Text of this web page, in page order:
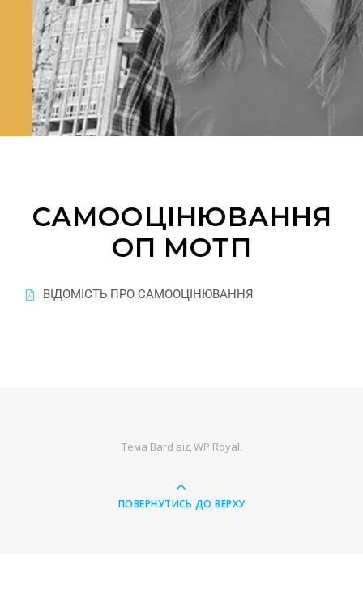
САМООЦІНЮВАННЯ
ОП МОТП
ВІДОМІСТЬ ПРО САМООЦІНЮВАННЯ
Тема Bard відWP Royal.
ПОВЕРНУТИСЬ ДО ВЕРХУ